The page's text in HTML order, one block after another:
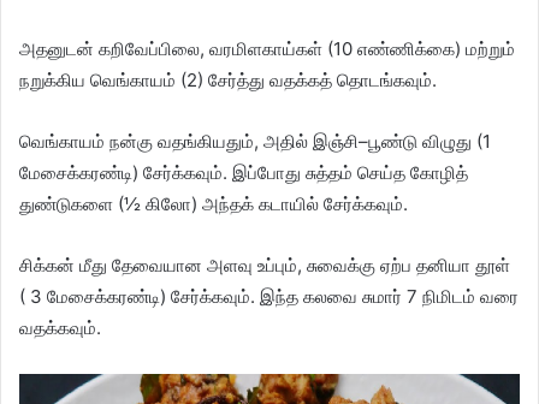
அதனுடன் கறிவேப்பிலை, வரமிளகாய்கள் (10 எண்ணிக்கை) மற்றும்
நறுக்கிய வெங்காயம் (2) சேர்த்து வதக்கத் தொடங்கவும்.
வெங்காயம் நன்கு வதங்கியதும், அதில் இஞ்சி–பூண்டு விழுது (1
மேசைக்கரண்டி) சேர்க்கவும். இப்போது சுத்தம் செய்த கோழித்
துண்டுகளை (½ கிலோ) அந்தக் கடாயில் சேர்க்கவும்.
சிக்கன் மீது தேவையான அளவு உப்பும், சுவைக்கு ஏற்ப தனியா தூள்
( 3 மேசைக்கரண்டி) சேர்க்கவும். இந்த கலவை சுமார் 7 நிமிடம் வரை
வதக்கவும்.